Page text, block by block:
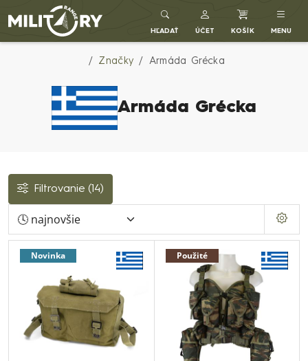
Army shop MILITARY RANGE SK
HĽADAŤ ÚČET KOŠÍK MENU
Značky Armáda Grécka
Armáda Grécka
Filtrovanie (14)
Novinka Použité